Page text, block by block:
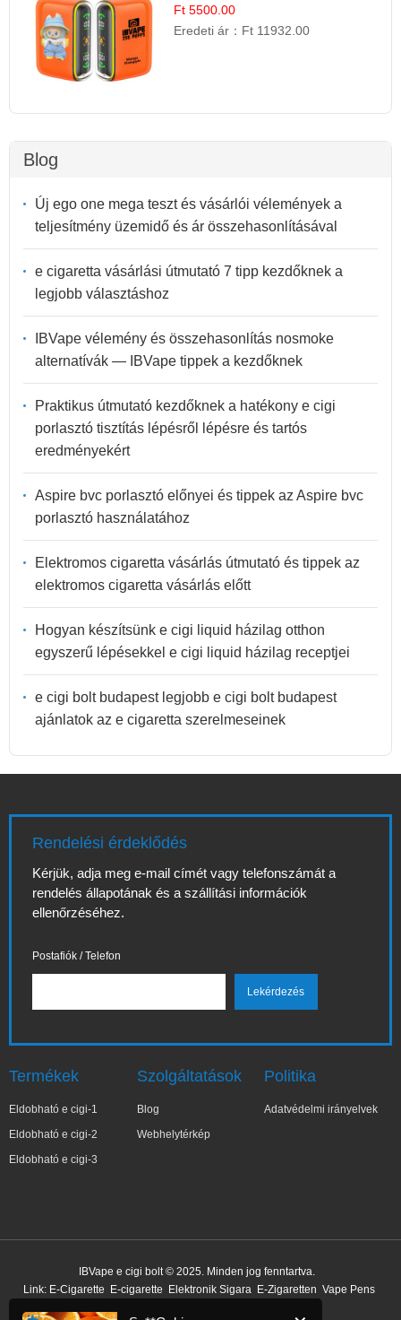
Ft 5500.00
Eredeti ár： Ft 11932.00
Blog
Új ego one mega teszt és vásárlói vélemények a
teljesítmény üzemidő és ár összehasonlításával
e cigaretta vásárlási útmutató 7 tipp kezdőknek a
legjobb választáshoz
IBVape vélemény és összehasonlítás nosmoke
alternatívák — IBVape tippek a kezdőknek
Praktikus útmutató kezdőknek a hatékony e cigi
porlasztó tisztítás lépésről lépésre és tartós
eredményekért
Aspire bvc porlasztó előnyei és tippek az Aspire bvc
porlasztó használatához
Elektromos cigaretta vásárlás útmutató és tippek az
elektromos cigaretta vásárlás előtt
Hogyan készítsünk e cigi liquid házilag otthon
egyszerű lépésekkel e cigi liquid házilag receptjei
e cigi bolt budapest legjobb e cigi bolt budapest
ajánlatok az e cigaretta szerelmeseinek
Rendelési érdeklődés
Kérjük, adja meg e-mail címét vagy telefonszámát a
rendelés állapotának és a szállítási információk
ellenőrzéséhez.
Postafiók / Telefon
Termékek
Eldobható e cigi-1
Eldobható e cigi-2
Eldobható e cigi-3
Szolgáltatások
Blog
Webhelytérkép
Politika
Adatvédelmi irányelvek
IBVape e cigi bolt © 2025. Minden jog fenntartva.
Link: E-Cigarette E-cigarette Elektronik Sigara E-Zigaretten Vape Pens
Nemrég vásárolt